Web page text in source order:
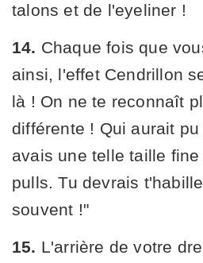
talons et de l'eyeliner !
14. Chaque fois que
ainsi, l'effet Cendrillon
là ! On ne te reconnaît
différente ! Qui aurait
avais une telle taille
pulls. Tu devrais
souvent !"
15. L'arrière de votre